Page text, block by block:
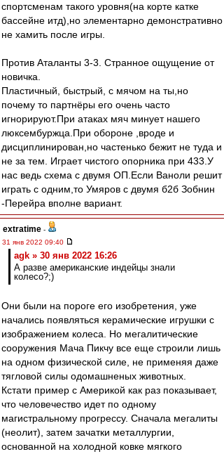
спортсменам такого уровня(на корте катке
бассейне итд),но элементарно демонстративно
не хамить после игры.
Против Аталанты 3-3. Странное ощущение от
новичка.
Пластичный, быстрый, с мячом на ты,но
почему то партнёры его очень часто
игнорируют.При атаках мяч минует нашего
люксембуржца.При обороне ,вроде и
дисциплинирован,но частенько бежит не туда и
не за тем. Играет чистого опорника при 433.У
нас ведь схема с двумя ОП.Если Ваноли решит
играть с одним,то Умяров с двумя б2б Зобнин
-Перейра вполне вариант.
extratime -
31 янв 2022 09:40
agk » 30 янв 2022 16:26
А разве американские индейцы знали
колесо?;)
Они были на пороге его изобретения, уже
начались появляться керамические игрушки с
изображением колеса. Но мегалитические
сооружения Мача Пикчу все еще строили лишь
на одном физической силе, не применяя даже
тягловой силы одомашненых животных.
Кстати пример с Америкой как раз показывает,
что человечество идет по одному
магистральному прогрессу. Сначала мегалиты
(неолит), затем зачатки металлургии,
основанной на холодной ковке мягкого